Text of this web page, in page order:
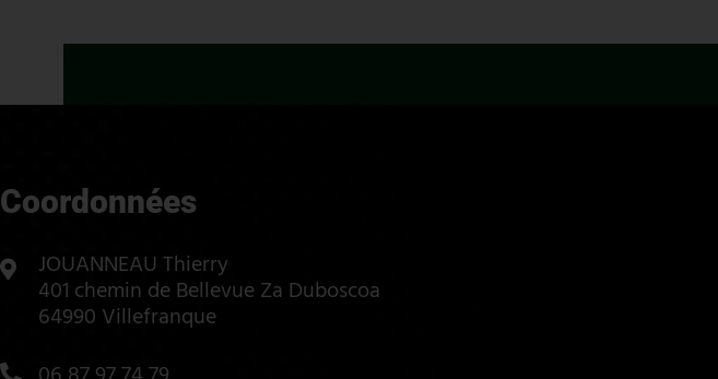
Coordonnées
JOUANNEAU Thierry
401 chemin de Bellevue Za Duboscoa
64990 Villefranque